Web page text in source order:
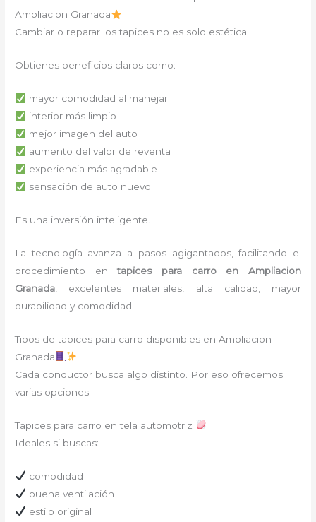
Ampliacion Granada
Cambiar o reparar los tapices no es solo estética.
Obtienes beneficios claros como:
mayor comodidad al manejar
interior más limpio
mejor imagen del auto
aumento del valor de reventa
experiencia más agradable
sensación de auto nuevo
Es una inversión inteligente.
La tecnología avanza a pasos agigantados, facilitando el
procedimiento entapices para carroen Ampliacion
Granada
excelentes materiales, alta calidad, mayor
durabilidad y comodidad.
Tipos de tapices para carro disponibles en Ampliacion
Granada
Cada conductor busca algo distinto. Por eso ofrecemos
varias opciones:
Tapices para carro en tela automotriz
Ideales si buscas:
comodidad
buena ventilación
estilo original